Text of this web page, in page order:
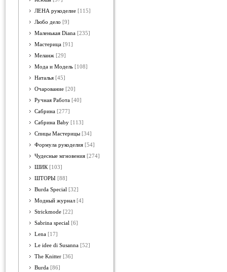
ЛЕНА рукоделие [115]
Любо дело [9]
Маленькая Diana [235]
Мастерица [91]
Меланж [29]
Мода и Модель [108]
Наталья [45]
Очарование [20]
Ручная Работа [40]
Сабрина [277]
Сабрина Baby [113]
Спицы Мастерицы [34]
Формула рукоделия [54]
Чудесные мгновения [274]
ШИК [103]
ШТОРЫ [88]
Burda Special [32]
Модный журнал [4]
Strickmode [22]
Sabrina special [6]
Lena [17]
Le idee di Susanna [52]
The Knitter [36]
Burda [86]